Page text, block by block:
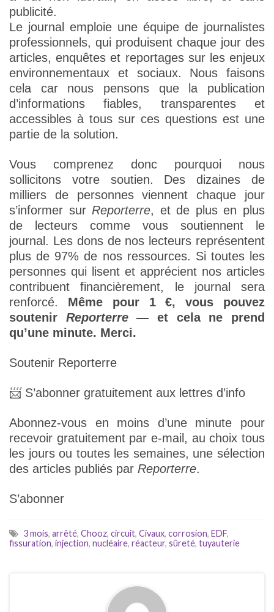
publicité.
Le journal emploie une équipe de journalistes
professionnels, qui produisent chaque jour des
articles, enquêtes et reportages sur les enjeux
environnementaux et sociaux. Nous faisons
cela car nous pensons que la publication
d’informations fiables, transparentes et
accessibles à tous sur ces questions est une
partie de la solution.
Vous comprenez donc pourquoi nous
sollicitons votre soutien. Des dizaines de
milliers de personnes viennent chaque jour
s’informer sur Reporterre, et de plus en plus
de lecteurs comme vous soutiennent le
journal. Les dons de nos lecteurs représentent
plus de 97% de nos ressources. Si toutes les
personnes qui lisent et apprécient nos articles
contribuent financièrement, le journal sera
renforcé. Même pour 1 €, vous pouvez
soutenir Reporterre— et cela ne prend
qu’une minute. Merci.
Soutenir Reporterre
📨 S’abonner gratuitement aux lettres d’info
Abonnez-vous en moins d’une minute pour
recevoir gratuitement par e-mail, au choix tous
les jours ou toutes les semaines, une sélection
des articles publiés par Reporterre.
S’abonner
3 mois, arrêté, Chooz, circuit, Civaux, corrosion, EDF,
fissuration, injection, nucléaire, réacteur, sûreté, tuyauterie